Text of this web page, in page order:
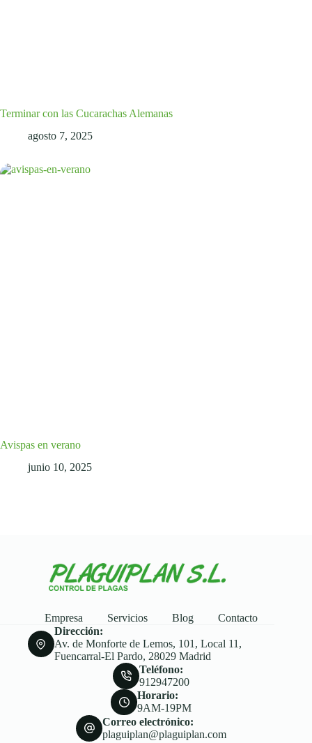
Terminar con las Cucarachas Alemanas
agosto 7, 2025
Avispas en verano
junio 10, 2025
Empresa Servicios Blog
Contacto
Dirección:
Av. de Monforte de Lemos, 101, Local 11,
Fuencarral-El Pardo, 28029 Madrid
Teléfono:
912947200
Horario:
9AM-19PM
Correo electrónico:
plaguiplan@plaguiplan.com